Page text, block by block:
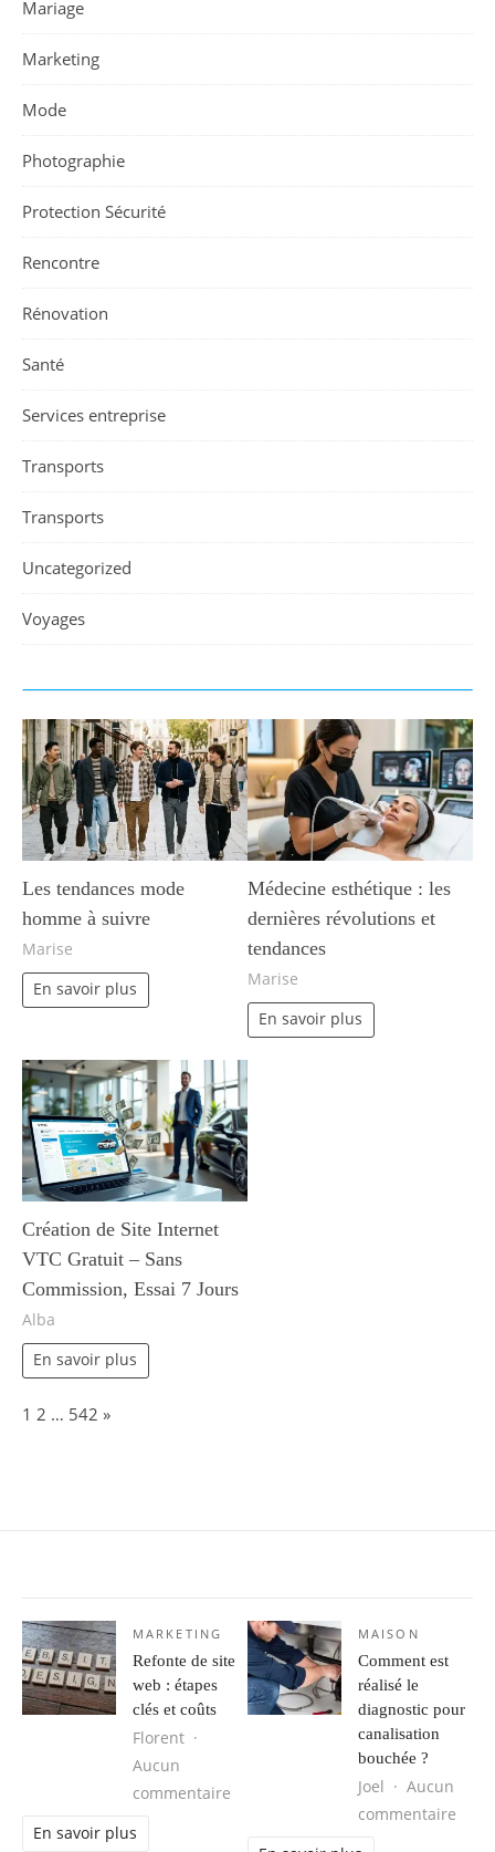
Mariage
Marketing
Mode
Photographie
Protection Sécurité
Rencontre
Rénovation
Santé
Services entreprise
Transports
Transports
Uncategorized
Voyages
Les tendances mode
homme à suivre
Marise
En savoir plus
Médecine esthétique : les
dernières révolutions et
tendances
Marise
En savoir plus
Création de Site Internet
VTC Gratuit – Sans
Commission, Essai 7 Jours
Alba
En savoir plus
Page:
1 2 … 542 Next
»
MARKETING
Refonte de site
web : étapes
clés et coûts
Florent
Aucun
commentaire sur Refonte de site web : étapes
En savoir plus
MAISON
Comment est
réalisé le
diagnostic pour
canalisation
bouchée ?
Joel
Aucun
commentaire